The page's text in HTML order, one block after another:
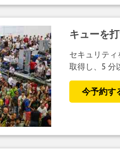
キューを
セキュリテ
取得し、5 分
今予約す